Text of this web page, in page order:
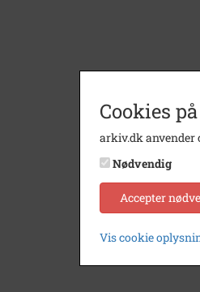
Cookies
arkiv.dk anvender
Nødvendig
Accepter
Vis cookie